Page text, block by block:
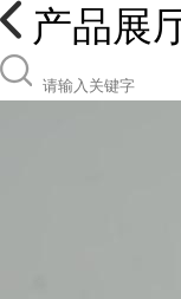
产品展